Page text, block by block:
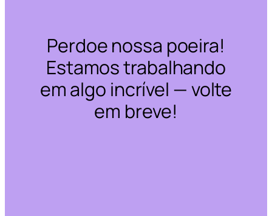
Perdoe nossa poeira!
Estamos trabalhando
em algo incrível — volte
em breve!